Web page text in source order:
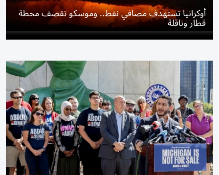
أوكرانيا تستهدف مصافي نفط.. وموسكو تقصف محطة
قطار وناقلة